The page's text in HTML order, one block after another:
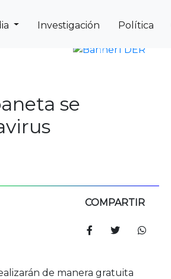
Investigación Política
Previous
se
COMPARTIR
de manera gratuita